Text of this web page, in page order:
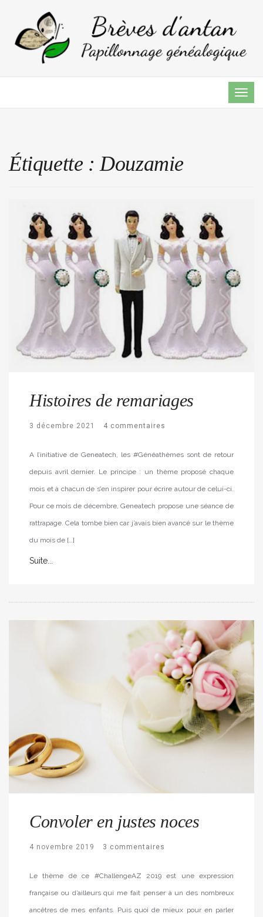
Étiquette :Douzamie
Histoires de remariages
3 décembre 2021 4 commentaires
A l’initiative de Geneatech, les #Généathèmes sont de retour
depuis avril dernier. Le principe : un thème proposé chaque
mois et à chacun de s’en inspirer pour écrire autour de celui-ci.
Pour ce mois de décembre, Geneatech propose une séance de
rattrapage. Cela tombe bien car j’avais bien avancé sur le thème
du mois de […]
Suite...
Convoler en justes noces
4 novembre 2019 3 commentaires
Le thème de ce #ChallengeAZ 2019 est une expression
française ou d’ailleurs qui me fait penser à un des nombreux
ancêtres de mes enfants. Puis quoi de mieux pour en parler